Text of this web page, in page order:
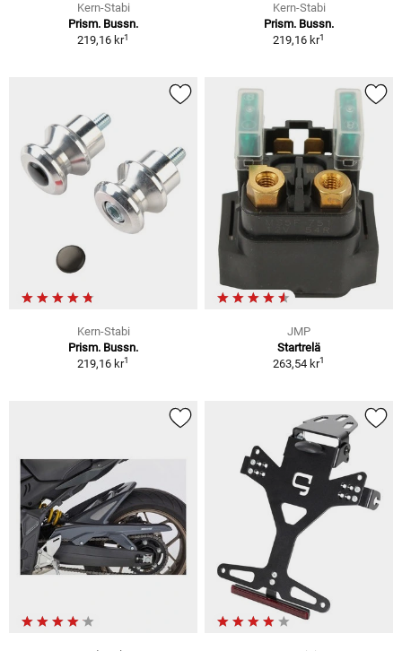
Kern-Stabi
Prism. Bussn.
219,16 kr1
Kern-Stabi
Prism. Bussn.
219,16 kr1
Kern-Stabi
Prism. Bussn.
219,16 kr1
JMP
Startrelä
263,54 kr1